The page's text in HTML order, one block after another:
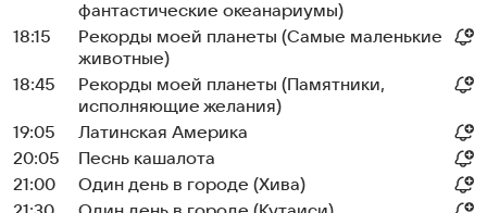
фантастические океанариумы)
18:15
Рекорды моей планеты (Самые маленькие
животные)
18:45
Рекорды моей планеты (Памятники,
исполняющие желания)
19:05
Латинская Америка
20:05
Песнь кашалота
21:00
Один день в городе (Хива)